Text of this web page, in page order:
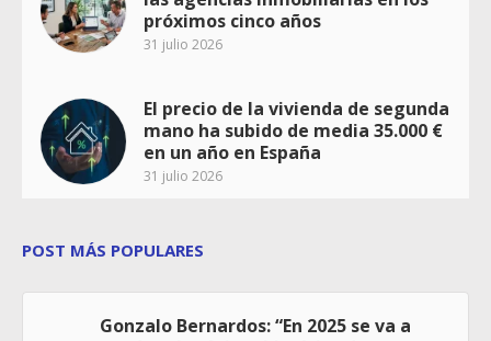
próximos cinco años
31 julio 2026
El precio de la vivienda de segunda
mano ha subido de media 35.000 €
en un año en España
31 julio 2026
POST MÁS POPULARES
Gonzalo Bernardos: “En 2025 se va a